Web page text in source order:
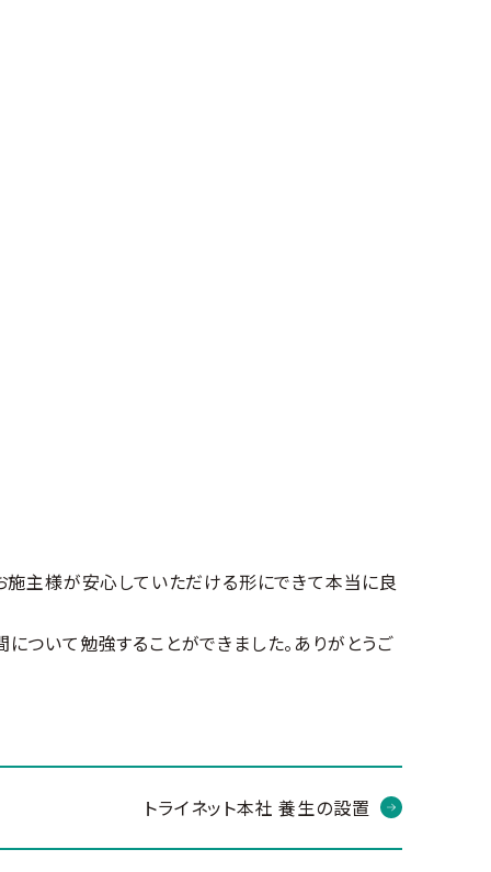
施主様が安心していただける形にできて本当に良
ついて勉強することができました。ありがとうご
トライネット本社 養生の設置